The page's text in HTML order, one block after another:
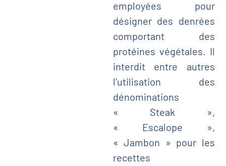
employées pour
désigner des denrées
comportant des
protéines végétales. Il
interdit entre autres
l’utilisation des
dénominations
« Steak »,
« Escalope »,
« Jambon » pour les
recettes